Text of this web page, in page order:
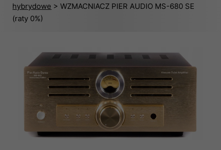
hybrydowe > WZMACNIACZ PIER AUDIO MS-680 SE
(raty 0%)